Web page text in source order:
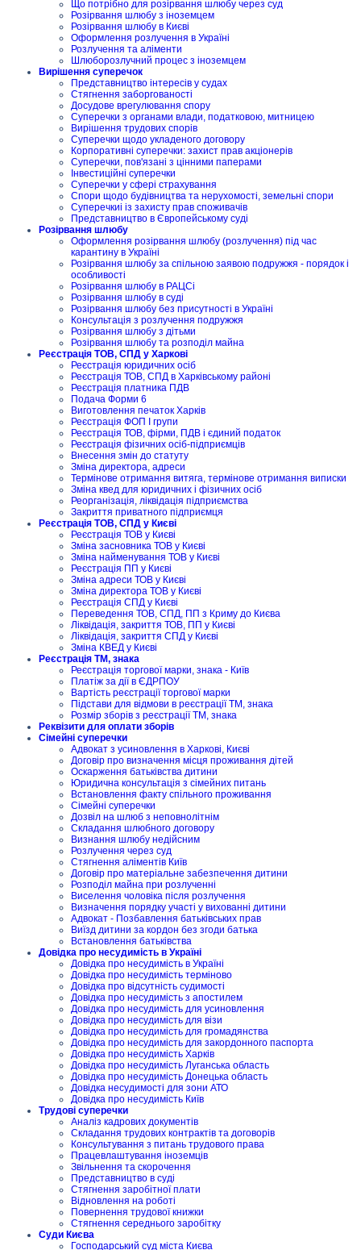
Що потрібно для розірвання шлюбу через суд
Розірвання шлюбу з іноземцем
Розірвання шлюбу в Києві
Оформлення розлучення в Україні
Розлучення та аліменти
Шлюборозлучний процес з іноземцем
Вирішення суперечок
Представництво інтересів у судах
Стягнення заборгованості
Досудове врегулювання спору
Суперечки з органами влади, податковою, митницею
Вирішення трудових спорів
Суперечки щодо укладеного договору
Корпоративні суперечки: захист прав акціонерів
Суперечки, пов'язані з цінними паперами
Інвестиційні суперечки
Суперечки у сфері страхування
Спори щодо будівництва та нерухомості, земельні спори
Суперечкиі із захисту прав споживачів
Представництво в Європейському суді
Розірвання шлюбу
Оформлення розірвання шлюбу (розлучення) під час
карантину в Україні
Розірвання шлюбу за спільною заявою подружжя - порядок і
особливості
Розірвання шлюбу в РАЦСі
Розірвання шлюбу в суді
Розірвання шлюбу без присутності в Україні
Консультація з розлучення подружжя
Розірвання шлюбу з дітьми
Розірвання шлюбу та розподіл майна
Реєстрація ТОВ, СПД у Харкові
Реєстрація юридичних осіб
Реєстрація ТОВ, СПД в Харківському районі
Реєстрація платника ПДВ
Подача Форми 6
Виготовлення печаток Харків
Реєстрація ФОП I групи
Реєстрація ТОВ, фірми, ПДВ і єдиний податок
Реєстрація фізичних осіб-підприємців
Внесення змін до статуту
Зміна директора, адреси
Термінове отримання витяга, термінове отримання виписки
Зміна квед для юридичних і фізичних осіб
Реорганізація, ліквідація підприємства
Закриття приватного підприємця
Реєстрація ТОВ, СПД у Києві
Реєстрація ТОВ у Києві
Зміна засновника ТОВ у Києві
Зміна найменування ТОВ у Києві
Реєстрація ПП у Києві
Зміна адреси ТОВ у Києві
Зміна директора ТОВ у Києві
Реєстрація СПД у Києві
Переведення ТОВ, СПД, ПП з Криму до Києва
Ліквідація, закриття ТОВ, ПП у Києві
Ліквідація, закриття СПД у Києві
Зміна КВЕД у Києві
Реєстрація ТМ, знака
Реєстрація торгової марки, знака - Київ
Платіж за дії в ЄДРПОУ
Вартість реєстрації торгової марки
Підстави для відмови в реєстрації ТМ, знака
Розмір зборів з реєстрації ТМ, знака
Реквізити для оплати зборів
Сімейні суперечки
Адвокат з усиновлення в Харкові, Києві
Договір про визначення місця проживання дітей
Оскарження батьківства дитини
Юридична консультація з сімейних питань
Встановлення факту спільного проживання
Сімейні суперечки
Дозвіл на шлюб з неповнолітнім
Складання шлюбного договору
Визнання шлюбу недійсним
Розлучення через суд
Стягнення аліментів Київ
Договір про матеріальне забезпечення дитини
Розподіл майна при розлученні
Виселення чоловіка після розлучення
Визначення порядку участі у вихованні дитини
Адвокат - Позбавлення батьківських прав
Виїзд дитини за кордон без згоди батька
Встановлення батьківства
Довідка про несудимість в Україні
Довідка про несудимість в Україні
Довідка про несудимість терміново
Довідка про відсутність судимості
Довідка про несудимість з апостилем
Довідка про несудимість для усиновлення
Довідка про несудимість для візи
Довідка про несудимість для громадянства
Довідка про несудимість для закордонного паспорта
Довідка про несудимість Харків
Довідка про несудимість Луганська область
Довідка про несудимість Донецька область
Довідка несудимості для зони АТО
Довідка про несудимість Київ
Трудові суперечки
Аналіз кадрових документів
Складання трудових контрактів та договорів
Консультування з питань трудового права
Працевлаштування іноземців
Звільнення та скорочення
Представництво в суді
Стягнення заробітної плати
Відновлення на роботі
Повернення трудової книжки
Стягнення середнього заробітку
Суди Києва
Господарський суд міста Києва